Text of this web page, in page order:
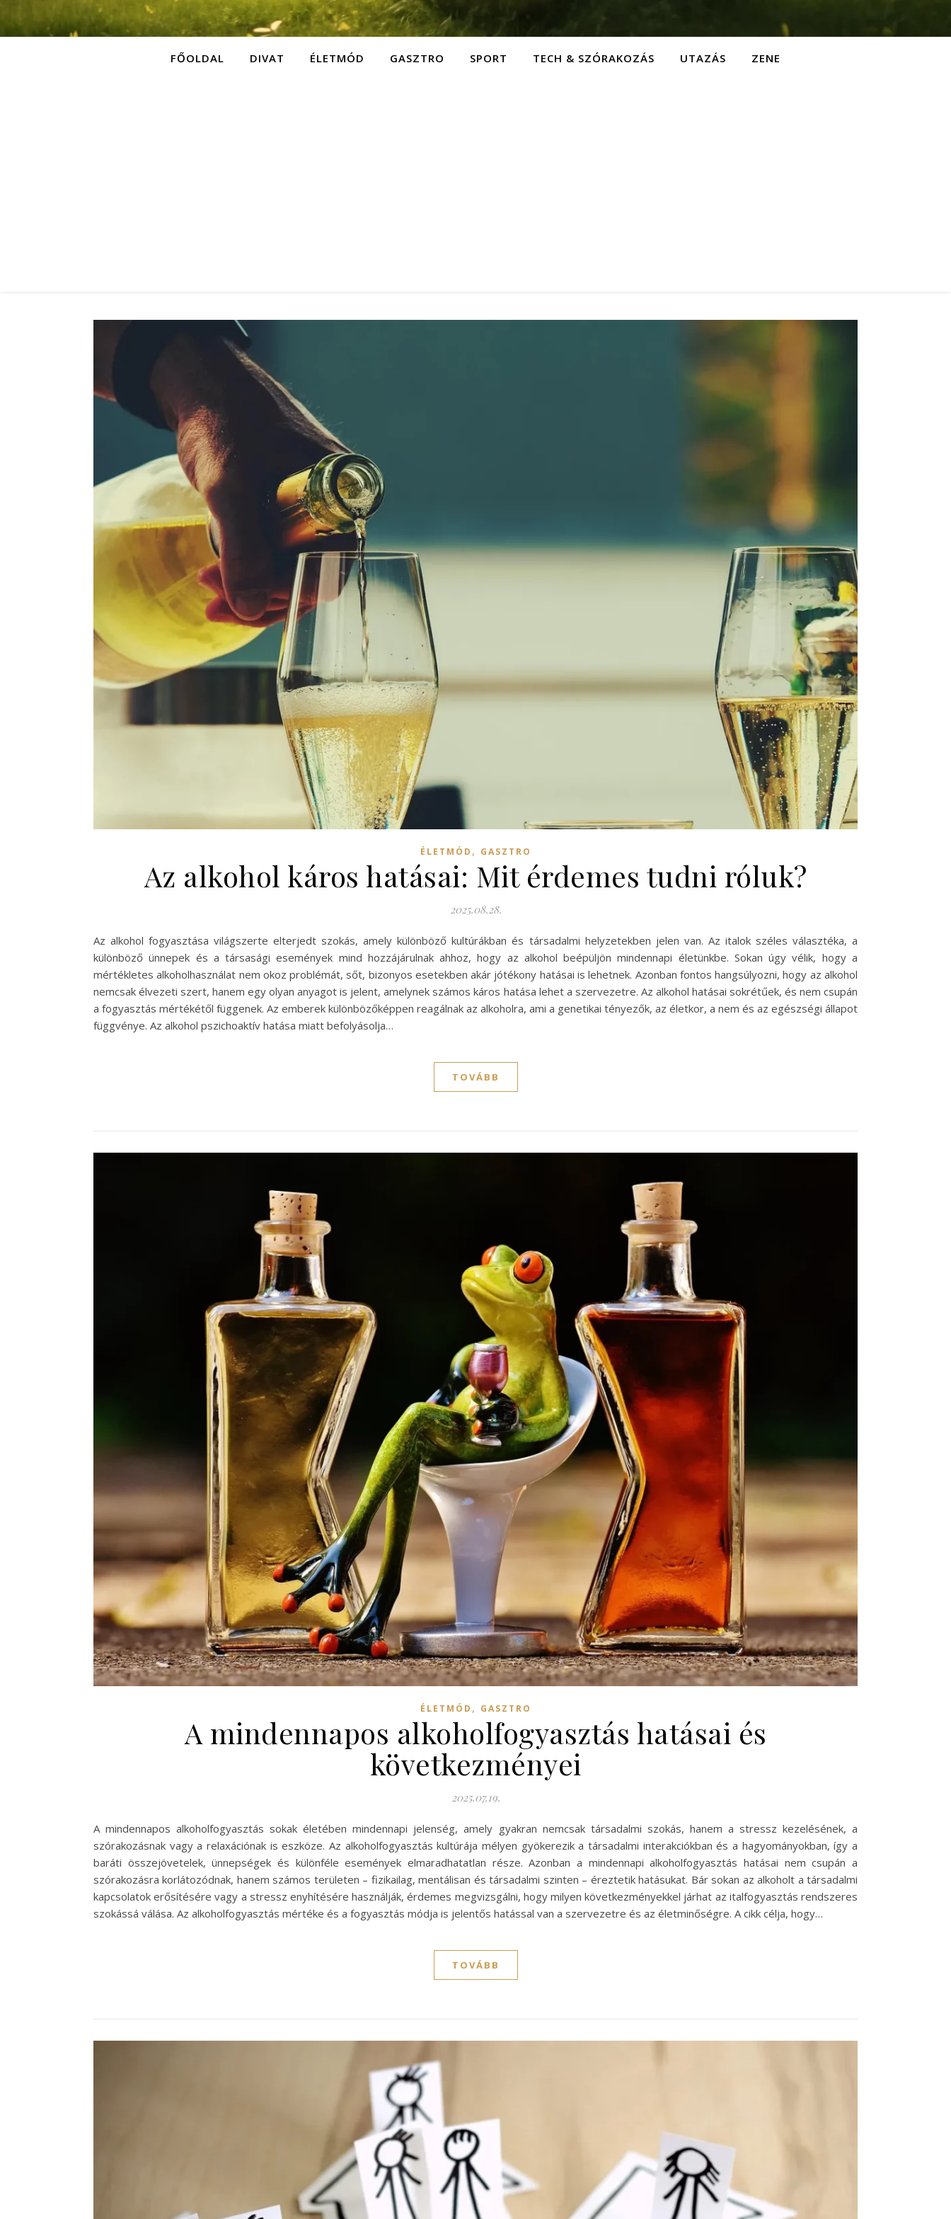
FŐOLDAL DIVAT ÉLETMÓD GASZTRO SPORT TECH & SZÓRAKOZÁS UTAZÁS ZENE
ÉLETMÓD , GASZTRO
Az alkohol káros hatásai: Mit érdemes tudni róluk?
2025.08.28.
Az alkohol fogyasztása világszerte elterjedt szokás, amely különböző kultúrákban és társadalmi helyzetekben jelen van. Az italok széles választéka, a
különböző ünnepek és a társasági események mind hozzájárulnak ahhoz, hogy az alkohol beépüljön mindennapi életünkbe. Sokan úgy vélik, hogy a
mértékletes alkoholhasználat nem okoz problémát, sőt, bizonyos esetekben akár jótékony hatásai is lehetnek. Azonban fontos hangsúlyozni, hogy az alkohol
nemcsak élvezeti szert, hanem egy olyan anyagot is jelent, amelynek számos káros hatása lehet a szervezetre. Az alkohol hatásai sokrétűek, és nem csupán
a fogyasztás mértékétől függenek. Az emberek különbözőképpen reagálnak az alkoholra, ami a genetikai tényezők, az életkor, a nem és az egészségi állapot
függvénye. Az alkohol pszichoaktív hatása miatt befolyásolja…
TOVÁBB
ÉLETMÓD , GASZTRO
A mindennapos alkoholfogyasztás hatásai és
következményei
2025.07.19.
A mindennapos alkoholfogyasztás sokak életében mindennapi jelenség, amely gyakran nemcsak társadalmi szokás, hanem a stressz kezelésének, a
szórakozásnak vagy a relaxációnak is eszköze. Az alkoholfogyasztás kultúrája mélyen gyökerezik a társadalmi interakciókban és a hagyományokban, így a
baráti összejövetelek, ünnepségek és különféle események elmaradhatatlan része. Azonban a mindennapi alkoholfogyasztás hatásai nem csupán a
szórakozásra korlátozódnak, hanem számos területen – fizikailag, mentálisan és társadalmi szinten – éreztetik hatásukat. Bár sokan az alkoholt a társadalmi
kapcsolatok erősítésére vagy a stressz enyhítésére használják, érdemes megvizsgálni, hogy milyen következményekkel járhat az italfogyasztás rendszeres
szokássá válása. Az alkoholfogyasztás mértéke és a fogyasztás módja is jelentős hatással van a szervezetre és az életminőségre. A cikk célja, hogy…
TOVÁBB